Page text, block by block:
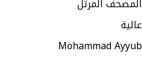
عالية
Mohammad Ayyub